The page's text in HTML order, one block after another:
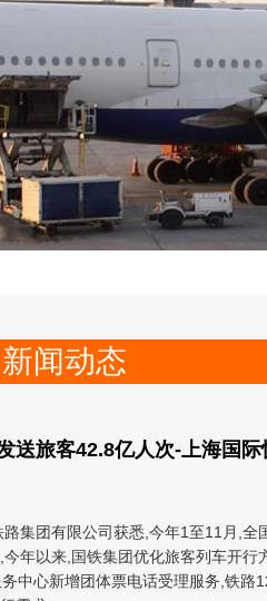
闻动态
送旅客42.8亿人次-上海国际
集团有限公司获悉,今年1至11月,
年以来,国铁集团优化旅客列车开
中心新增团体票电话受理服务,铁